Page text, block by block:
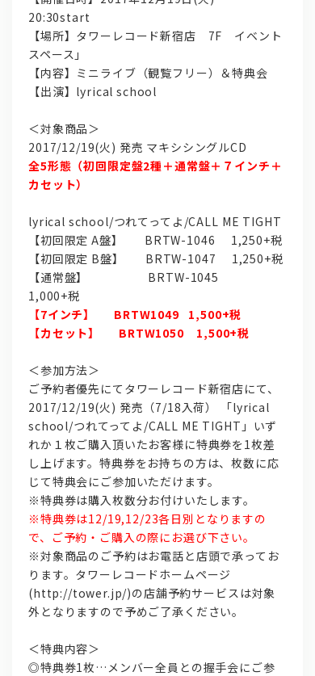
20:30start
【場所】タワーレコード新宿店 7F イベント
スペース」
【内容】ミニライブ（観覧フリー）＆特典会
【出演】lyrical school
＜対象商品＞
2017/12/19(火) 発売 マキシシングルCD
全5形態（初回限定盤2種＋通常盤＋７インチ＋
カセット）
lyrical school/つれてってよ/CALL ME TIGHT
【初回限定 A盤】 BRTW-1046 1,250+税
【初回限定 B盤】 BRTW-1047 1,250+税
【通常盤】 BRTW-1045
1,000+税
【7インチ】
BRTW1049 1,500+税
【カセット】 BRTW1050 1,500+税
＜参加方法＞
ご予約者優先にてタワーレコード新宿店にて、
2017/12/19(火) 発売（7/18入荷） 「lyrical
school/つれてってよ/CALL ME TIGHT」いず
れか１枚ご購入頂いたお客様に特典券を1枚差
し上げます。特典券をお持ちの方は、枚数に応
じて特典会にご参加いただけます。
※特典券は購入枚数分お付けいたします。
※特典券は12/19,12/23各日別となりますの
で、ご予約・ご購入の際にお選び下さい。
※対象商品のご予約はお電話と店頭で承ってお
ります。タワーレコードホームページ
(http://tower.jp/)の店舗予約サービスは対象
外となりますので予めご了承ください。
＜特典内容＞
◎特典券1枚…メンバー全員との握手会にご参
問い合わせ, 取材,出演依頼